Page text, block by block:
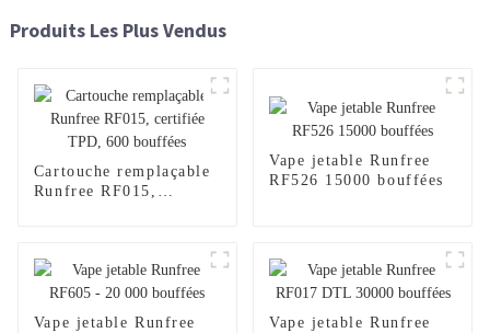
Produits Les Plus Vendus
Cartouche remplaçable
Runfree RF015,
Vape jetable Runfree
RF526 15000 bouffées
Vape jetable Runfree
Vape jetable Runfree